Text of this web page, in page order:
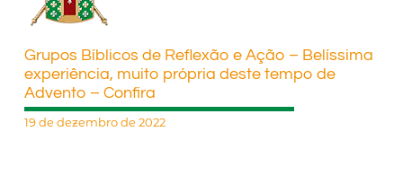
Grupos Bíblicos de Reflexão e Ação – Belíssima
experiência, muito própria deste tempo de
Advento – Confira
19 de dezembro de 2022